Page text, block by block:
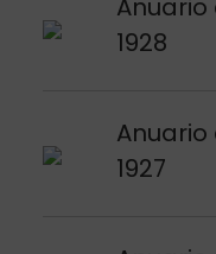
1928
Anuario
1927
Argitalpena ikusi